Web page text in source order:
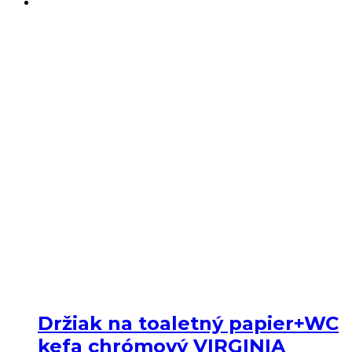
Držiak na toaletný papier+WC
kefa chrómový VIRGINIA